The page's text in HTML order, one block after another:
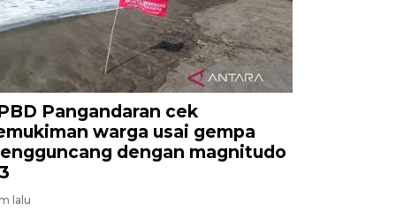
Pangandaran cek
warga usai gempa
dengan magnitudo
lalu